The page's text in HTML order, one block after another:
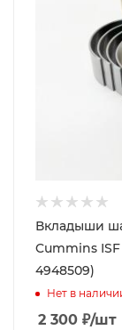
Вкладыши
Cummins ISF
4948509)
Нет в
2 300 ₽/шт